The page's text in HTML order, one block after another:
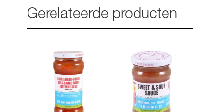
Gerelateerde producten